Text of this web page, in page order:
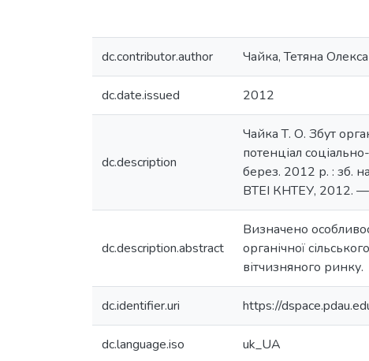
dc.contributor.author Чайка, Тетяна
dc.date.issued 2012
dc.description
Чайка Т. О. Збут
потенціал
берез. 2012 р. : зб.
ВТЕІ КНТЕУ, 2012.
dc.description.abstract
Визначено
органічної
вітчизняного ринку.
dc.identifier.uri https://
dc.language.iso uk_UA